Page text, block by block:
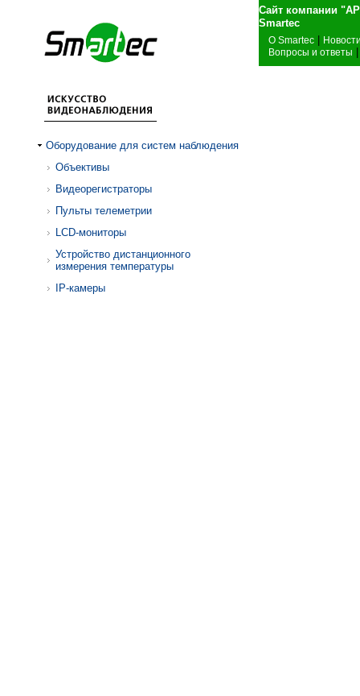
Сайт компании
О Smartec
Вопросы и ответы
Оборудование для систем наблюдения
Объективы
Видеорегистраторы
Пульты телеметрии
LCD-мониторы
Устройство дистанционного
измерения температуры
IP-камеры